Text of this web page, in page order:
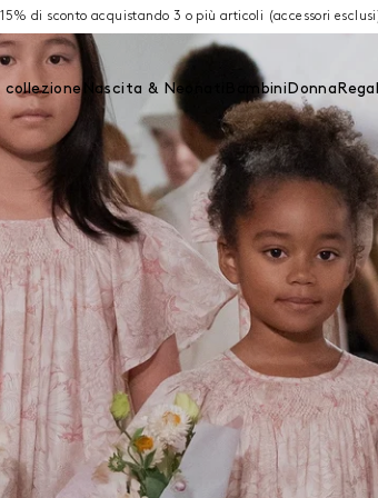
15% di sconto acquistando 3 o più articoli (accessori
collezione Nascita & Neonati Bambini Donna